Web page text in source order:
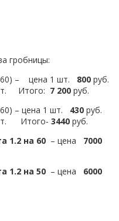
гробницы:
60) – цена 1 шт. 800 руб.
Итого: 7 200 руб.
– цена 1 шт. 430 руб.
шт. Итого- 3440 руб.
1.2 на 60 – цена 7000
1.2 на 50 – цена 6000